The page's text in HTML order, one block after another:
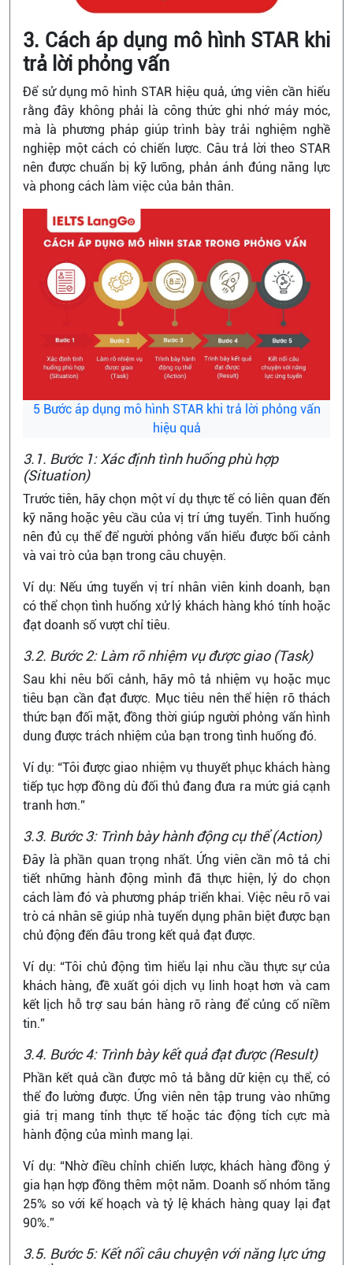
3. Cách áp dụng mô hình STAR khi
trả lời phỏng vấn
Để sử dụng mô hình STAR hiệu quả, ứng viên cần hiểu
rằng đây không phải là công thức ghi nhớ máy móc,
mà là phương pháp giúp trình bày trải nghiệm nghề
nghiệp một cách có chiến lược. Câu trả lời theo STAR
nên được chuẩn bị kỹ lưỡng, phản ánh đúng năng lực
và phong cách làm việc của bản thân.
5 Bước áp dụng mô hình STAR khi trả lời phỏng vấn
hiệu quả
3.1. Bước 1: Xác định tình huống phù hợp
(Situation)
Trước tiên, hãy chọn một ví dụ thực tế có liên quan đến
kỹ năng hoặc yêu cầu của vị trí ứng tuyển. Tình huống
nên đủ cụ thể để người phỏng vấn hiểu được bối cảnh
và vai trò của bạn trong câu chuyện.
Ví dụ: Nếu ứng tuyển vị trí nhân viên kinh doanh, bạn
có thể chọn tình huống xử lý khách hàng khó tính hoặc
đạt doanh số vượt chỉ tiêu.
3.2. Bước 2: Làm rõ nhiệm vụ được giao (Task)
Sau khi nêu bối cảnh, hãy mô tả nhiệm vụ hoặc mục
tiêu bạn cần đạt được. Mục tiêu nên thể hiện rõ thách
thức bạn đối mặt, đồng thời giúp người phỏng vấn hình
dung được trách nhiệm của bạn trong tình huống đó.
Ví dụ: “Tôi được giao nhiệm vụ thuyết phục khách hàng
tiếp tục hợp đồng dù đối thủ đang đưa ra mức giá cạnh
tranh hơn.”
3.3. Bước 3: Trình bày hành động cụ thể (Action)
Đây là phần quan trọng nhất. Ứng viên cần mô tả chi
tiết những hành động mình đã thực hiện, lý do chọn
cách làm đó và phương pháp triển khai. Việc nêu rõ vai
trò cá nhân sẽ giúp nhà tuyển dụng phân biệt được bạn
chủ động đến đâu trong kết quả đạt được.
Ví dụ: “Tôi chủ động tìm hiểu lại nhu cầu thực sự của
khách hàng, đề xuất gói dịch vụ linh hoạt hơn và cam
kết lịch hỗ trợ sau bán hàng rõ ràng để củng cố niềm
tin.”
3.4. Bước 4: Trình bày kết quả đạt được (Result)
Phần kết quả cần được mô tả bằng dữ kiện cụ thể, có
thể đo lường được. Ứng viên nên tập trung vào những
giá trị mang tính thực tế hoặc tác động tích cực mà
hành động của mình mang lại.
Ví dụ: “Nhờ điều chỉnh chiến lược, khách hàng đồng ý
gia hạn hợp đồng thêm một năm. Doanh số nhóm tăng
25% so với kế hoạch và tỷ lệ khách hàng quay lại đạt
90%.”
3.5. Bước 5: Kết nối câu chuyện với năng lực ứng